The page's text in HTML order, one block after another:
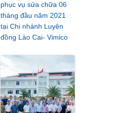
phục vụ sửa chữa 06
tháng đầu năm 2021
tại Chi nhánh Luyện
đồng Lào Cai- Vimico